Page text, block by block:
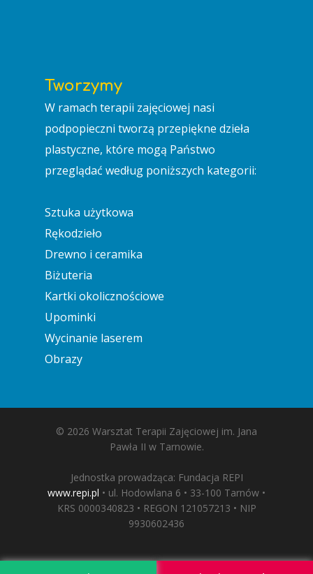
Tworzymy
W ramach terapii zajęciowej nasi
podpopieczni tworzą przepiękne dzieła
plastyczne, które mogą Państwo
przeglądać według poniższych kategorii:
Sztuka użytkowa
Rękodzieło
Drewno i ceramika
Biżuteria
Kartki okolicznościowe
Upominki
Wycinanie laserem
Obrazy
© 2026 Warsztat Terapii Zajęciowej im. Jana
Pawła II w Tarnowie.
Jednostka prowadząca: Fundacja REPI
www.repi.pl • ul. Hodowlana 6 • 33-100 Tarnów •
KRS 0000340823 • REGON 121057213 • NIP
9930602436